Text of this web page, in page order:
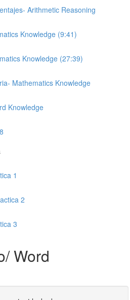
Arithmetic Reasoning
Knowledge (9:41)
Knowledge (27:39)
Mathematics Knowledge
Knowledge
1
2
3
Word